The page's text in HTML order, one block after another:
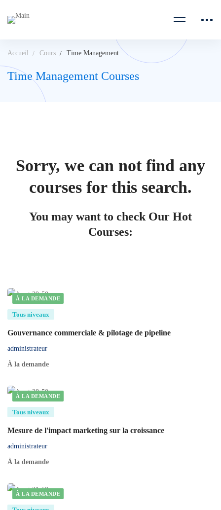
Accueil Cours Time Management
Time Management Courses
Sorry, we can not find any
courses for this search.
You may want to check Our Hot
Courses:
À LA DEMANDE
Tous niveaux
Gouvernance commerciale & pilotage de pipeline
administrateur
À la demande
À LA DEMANDE
Tous niveaux
Mesure de l'impact marketing sur la croissance
administrateur
À la demande
À LA DEMANDE